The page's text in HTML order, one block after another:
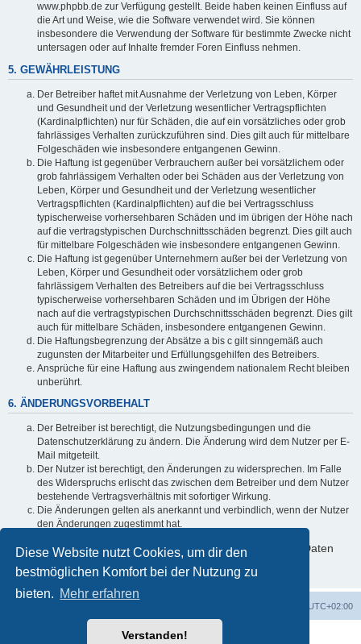
Diese Website nutzt Cookies, um dir den
bestmöglichen Komfort bei der Nutzung zu
bieten. Mehr erfahren
Verstanden!
www.phpbb.de zur Verfügung gestellt. Beide haben keinen Einfluss auf
die Art und Weise, wie die Software verwendet wird. Sie können
insbesondere die Verwendung der Software für bestimmte Zwecke nicht
untersagen oder auf Inhalte fremder Foren Einfluss nehmen.
5. GEWÄHRLEISTUNG
Der Betreiber haftet mit Ausnahme der Verletzung von Leben, Körper
und Gesundheit und der Verletzung wesentlicher Vertragspflichten
(Kardinalpflichten) nur für Schäden, die auf ein vorsätzliches oder grob
fahrlässiges Verhalten zurückzuführen sind. Dies gilt auch für mittelbare
Folgeschäden wie insbesondere entgangenen Gewinn.
Die Haftung ist gegenüber Verbrauchern außer bei vorsätzlichem oder
grob fahrlässigem Verhalten oder bei Schäden aus der Verletzung von
Leben, Körper und Gesundheit und der Verletzung wesentlicher
Vertragspflichten (Kardinalpflichten) auf die bei Vertragsschluss
typischerweise vorhersehbaren Schäden und im übrigen der Höhe nach
auf die vertragstypischen Durchschnittsschäden begrenzt. Dies gilt auch
für mittelbare Folgeschäden wie insbesondere entgangenen Gewinn.
Die Haftung ist gegenüber Unternehmern außer bei der Verletzung von
Leben, Körper und Gesundheit oder vorsätzlichem oder grob
fahrlässigem Verhalten des Betreibers auf die bei Vertragsschluss
typischerweise vorhersehbaren Schäden und im Übrigen der Höhe
nach auf die vertragstypischen Durchschnittsschäden begrenzt. Dies gilt
auch für mittelbare Schäden, insbesondere entgangenen Gewinn.
Die Haftungsbegrenzung der Absätze a bis c gilt sinngemäß auch
zugunsten der Mitarbeiter und Erfüllungsgehilfen des Betreibers.
Ansprüche für eine Haftung aus zwingendem nationalem Recht bleiben
unberührt.
6. ÄNDERUNGSVORBEHALT
Der Betreiber ist berechtigt, die Nutzungsbedingungen und die
Datenschutzerklärung zu ändern. Die Änderung wird dem Nutzer per E-
Mail mitgeteilt.
Der Nutzer ist berechtigt, den Änderungen zu widersprechen. Im Falle
des Widerspruchs erlischt das zwischen dem Betreiber und dem Nutzer
bestehende Vertragsverhältnis mit sofortiger Wirkung.
Die Änderungen gelten als anerkannt und verbindlich, wenn der Nutzer
den Änderungen zugestimmt hat.
Informationen über den Umgang mit deinen persönlichen Daten
sind in der Datenschutzerklärung enthalten.
UTC+02:00
Powered byphpBB® Forum Software © phpBB Limited